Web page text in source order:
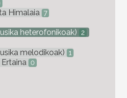
Himalaia 7
heterofonikoak) 2
melodikoak) 1
0